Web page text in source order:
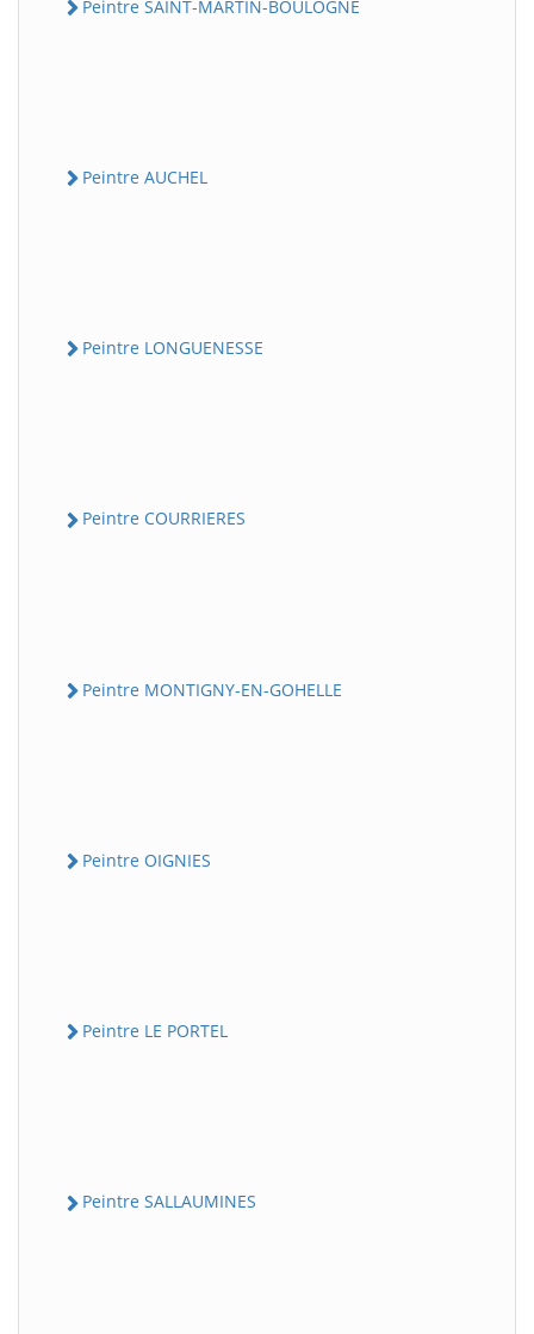
Peintre SAINT-MARTIN-BOULOGNE
Peintre AUCHEL
Peintre LONGUENESSE
Peintre COURRIERES
Peintre MONTIGNY-EN-GOHELLE
Peintre OIGNIES
Peintre LE PORTEL
Peintre SALLAUMINES